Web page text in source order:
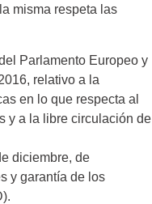
misma respeta las
Parlamento Europeo y
relativo a la
en lo que respecta al
y a la libre circulación de
diciembre, de
y garantía de los